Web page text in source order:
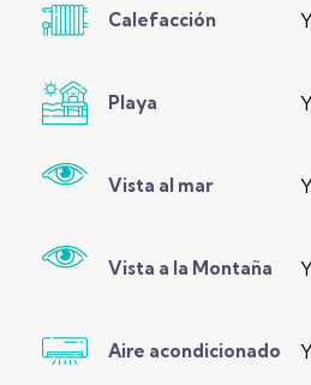
Calefacción
Playa
Vista al mar
Vista a la Montaña
Aire acondicionado